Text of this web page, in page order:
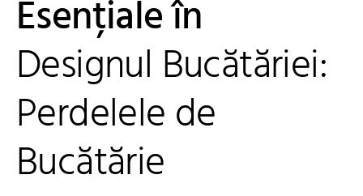
Esențiale în
Designul Bucătăriei:
Perdelele de
Bucătărie